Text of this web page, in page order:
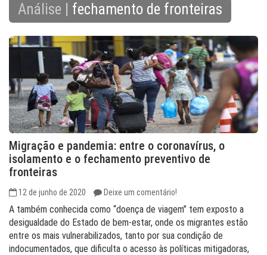
Análise | fechamento de fronteiras
Migração e pandemia: entre o coronavírus, o
isolamento e o fechamento preventivo de
fronteiras
12 de junho de 2020 Deixe um comentário!
A também conhecida como “doença de viagem” tem exposto a
desigualdade do Estado de bem-estar, onde os migrantes estão
entre os mais vulnerabilizados, tanto por sua condição de
indocumentados, que dificulta o acesso às políticas mitigadoras,